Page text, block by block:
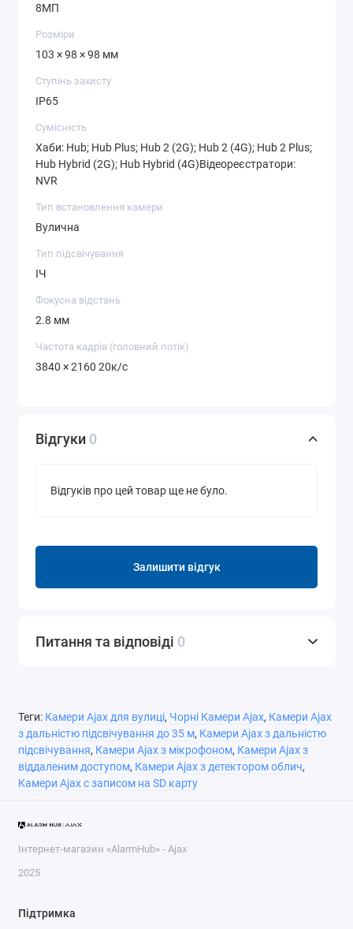
8МП
Розміри
103 × 98 × 98 мм
Ступінь захисту
IP65
Сумісність
Хаби: Hub; Hub Plus; Hub 2 (2G); Hub 2 (4G); Hub 2 Plus;
Hub Hybrid (2G); Hub Hybrid (4G)Відеореєстратори:
NVR
Тип встановлення камери
Вулична
Тип підсвічування
ІЧ
Фокусна відстань
2.8 мм
Частота кадрів (головний потік)
3840 × 2160 20к/с
Відгуки 0
Відгуків про цей товар ще не було.
Залишити відгук
Питання та відповіді 0
Теги: Камери Ajax для вулиці, Чорні Камери Ajax, Камери Ajax
з дальністю підсвічування до 35 м, Камери Ajax з дальністю
підсвічування, Камери Ajax з мікрофоном, Камери Ajax з
віддаленим доступом, Камери Ajax з детектором облич,
Камери Ajax с записом на SD карту
Інтернет-магазин «AlarmHub» - Ajax
2025
Підтримка